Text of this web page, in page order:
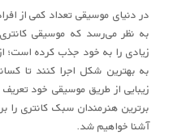
در دنیای موسیقی تعداد کمی از
به‌ نظر می‌رسد که موسیقی کانتری
زیادی را به خود جذب کرده است؛
به بهترین شکل اجرا کنند تا
برترین هنرمندان سبک کانتری را
آشنا خواهیم شد.